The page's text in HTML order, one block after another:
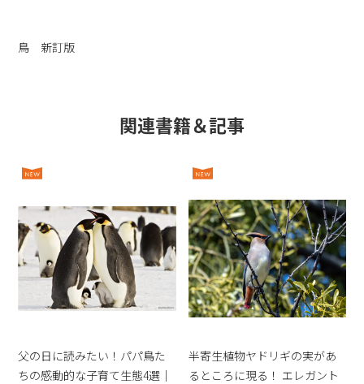
鳥 新訂版
関連書籍＆記事
父の日に読みたい！パパ鳥た
ちの感動的な子育て生態4選｜
半寄生植物ヤドリギの実があ
るところに現る！ エレガント